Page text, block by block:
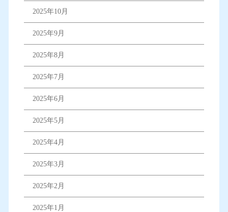
2025年10月
2025年9月
2025年8月
2025年7月
2025年6月
2025年5月
2025年4月
2025年3月
2025年2月
2025年1月